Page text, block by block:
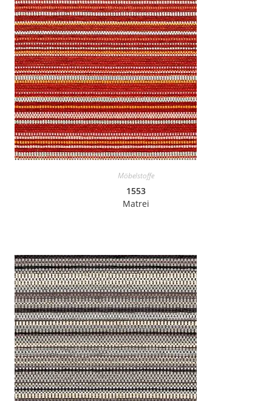
Möbelstoffe
1553
Matrei